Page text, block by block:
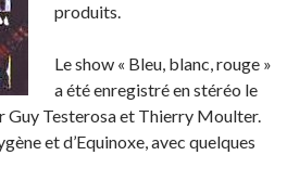
produits.
Le show « Bleu, blanc, rouge »
a été enregistré en stéréo le
Guy Testerosa et Thierry Moulter.
et d’Equinoxe, avec quelques